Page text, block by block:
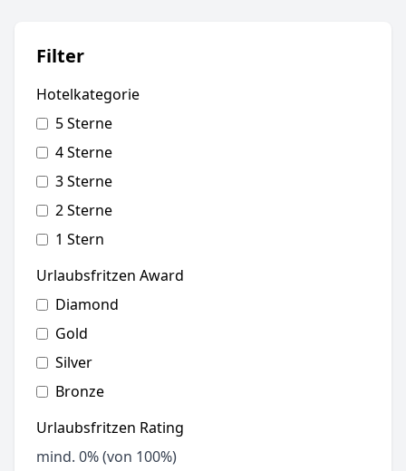
Filter
Hotelkategorie
5 Sterne
4 Sterne
3 Sterne
2 Sterne
1 Stern
Urlaubsfritzen Award
Diamond
Gold
Silver
Bronze
Urlaubsfritzen Rating
mind. 0% (von 100%)